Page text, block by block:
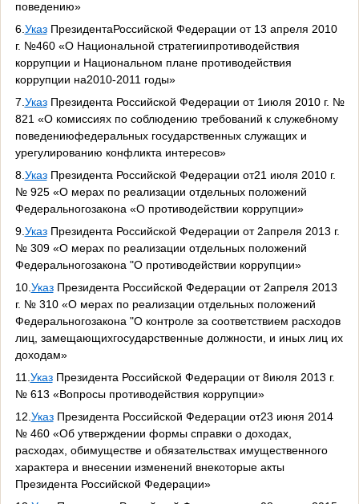
поведению»
6.УказПрезидентаРоссийской Федерации от 13 апреля 2010
г. №460 «О Национальной стратегиипротиводействия
коррупции и Национальном плане противодействия
коррупции на2010-2011 годы»
7.УказПрезидента Российской Федерации от 1июля 2010 г. №
821 «О комиссиях по соблюдению требований к служебному
поведениюфедеральных государственных служащих и
урегулированию конфликта интересов»
8.УказПрезидента Российской Федерации от21 июля 2010 г.
№ 925 «О мерах по реализации отдельных положений
Федеральногозакона «О противодействии коррупции»
9.УказПрезидента Российской Федерации от 2апреля 2013 г.
№ 309 «О мерах по реализации отдельных положений
Федеральногозакона "О противодействии коррупции»
10.УказПрезидента Российской Федерации от 2апреля 2013
г. № 310 «О мерах по реализации отдельных положений
Федеральногозакона "О контроле за соответствием расходов
лиц, замещающихгосударственные должности, и иных лиц их
доходам»
11.УказПрезидента Российской Федерации от 8июля 2013 г.
№ 613 «Вопросы противодействия коррупции»
12.УказПрезидента Российской Федерации от23 июня 2014
№ 460 «Об утверждении формы справки о доходах,
расходах, обимуществе и обязательствах имущественного
характера и внесении изменений внекоторые акты
Президента Российской Федерации»